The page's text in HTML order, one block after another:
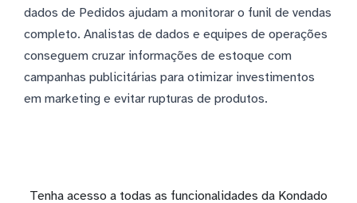
dados de Pedidos ajudam a monitorar o funil de vendas
completo. Analistas de dados e equipes de operações
conseguem cruzar informações de estoque com
campanhas publicitárias para otimizar investimentos
em marketing e evitar rupturas de produtos.
Tenha acesso a todas as funcionalidades da Kondado